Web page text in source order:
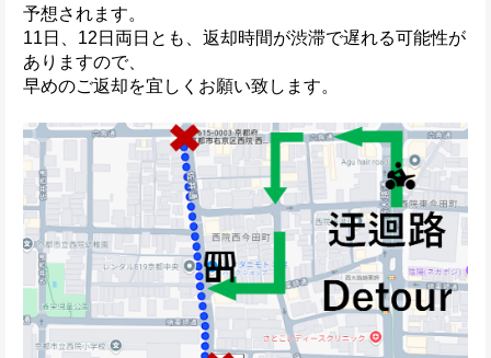
予想されます。
11日、12日両日とも、返却時間が渋滞で遅れる可能性が
ありますので、
早めのご返却を宜しくお願い致します。